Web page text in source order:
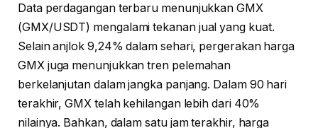
Data perdagangan terbaru menunjukkan GMX
(GMX/USDT) mengalami tekanan jual yang kuat.
Selain anjlok 9,24% dalam sehari, pergerakan harga
GMX juga menunjukkan tren pelemahan
berkelanjutan dalam jangka panjang. Dalam 90 hari
terakhir, GMX telah kehilangan lebih dari 40%
nilainya. Bahkan, dalam satu jam terakhir, harga